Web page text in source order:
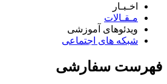
اخـبـار
مـقـالات
ویدئوهای آموزشی
شبکه های اجتماعی
فهرست سفارشی